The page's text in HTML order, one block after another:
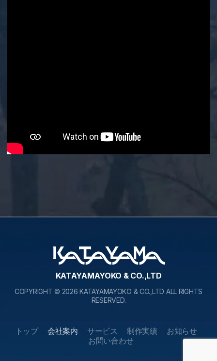
KATAYAMAYOKO & CO.,LTD
COPYRIGHT © 2026 KATAYAMAYOKO & CO.,LTD ALL RIGHTS
RESERVED.
トップ 会社案内 サービス 制作実績
お知らせ
お問い合わせ